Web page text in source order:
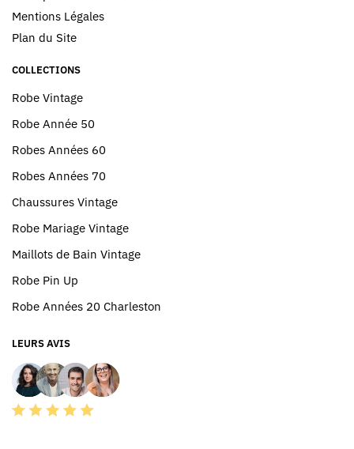
Mentions Légales
Plan du Site
COLLECTIONS
Robe Vintage
Robe Année 50
Robes Années 60
Robes Années 70
Chaussures Vintage
Robe Mariage Vintage
Maillots de Bain Vintage
Robe Pin Up
Robe Années 20 Charleston
LEURS AVIS